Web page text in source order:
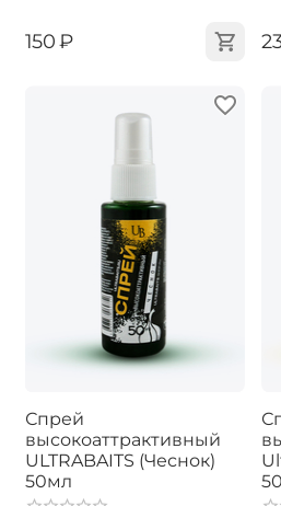
‍150‍ ₽
Спрей
высокоаттрактивный
ULTRABAITS (Чеснок)
50мл